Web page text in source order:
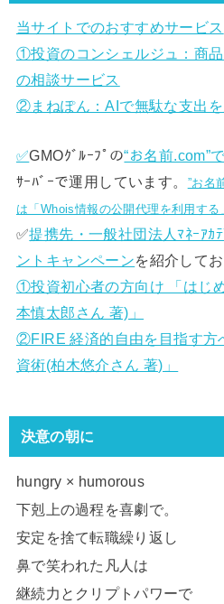
当サイトでのおすすめサービス
①投資のコンシェルジュ：商
の相談サービス
②まねぽん：AIで無駄な支出
✅GMOｸﾞﾙｰﾌﾟの“お名前.com”
ｻｰﾊﾞｰで運用しています。 ”お名
は「Whois情報の公開代理を利用する
✅提携先・一般社団法人ﾏﾈｰｱｶ
ントキャンペーンを紹介してお
①投資初心者の方向け 「はじ
本慎太郎さん 著)」
②FIRE 経済的自由を目指す方
資術(柏木悠介さん 著)」
決意の朝に
hungry × humorous
下剋上の過程を喜劇で。
安定を捨て転職繰り返し
鼻で笑われた凡人は
継続力とクリプトパワーで